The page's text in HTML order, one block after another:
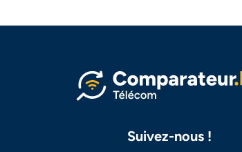
Suivez-nous !